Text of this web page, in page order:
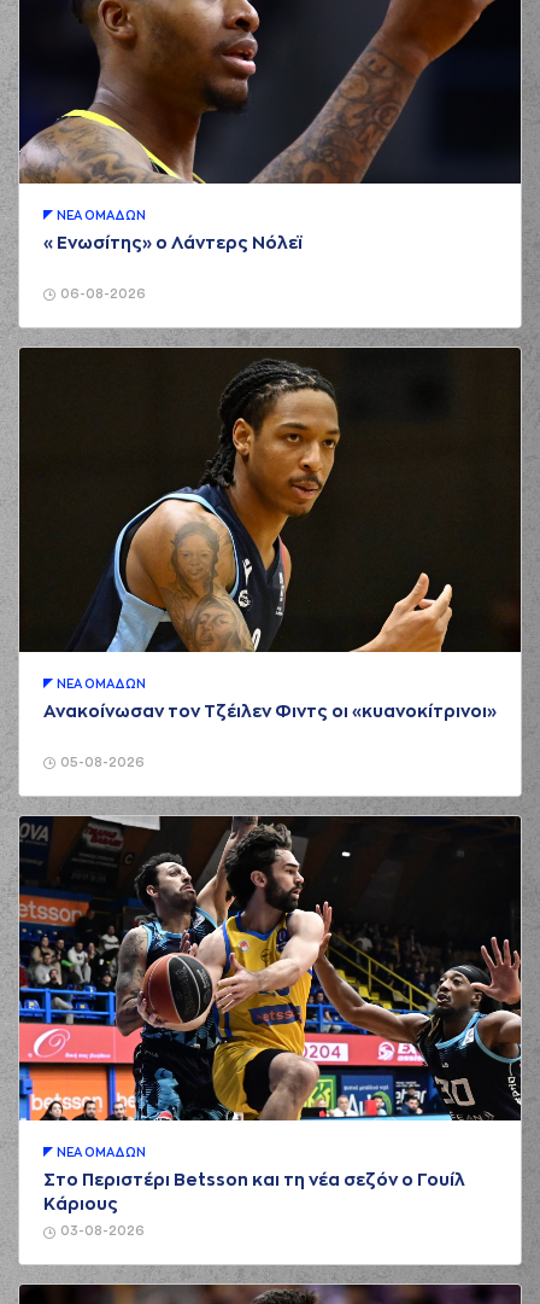
06-08-2026
ΝΕA ΟΜAΔΩΝ
«Ενωσίτης» ο Λάντερς Νόλεϊ
05-08-2026
ΝΕA ΟΜAΔΩΝ
Ανακοίνωσαν τον Τζέιλεν Φιντς οι «κυανοκίτρινοι»
03-08-2026
ΝΕA ΟΜAΔΩΝ
Στο Περιστέρι Betsson και τη νέα σεζόν ο Γουίλ
Κάριους